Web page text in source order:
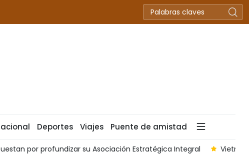
Deportes Viajes Puente de amistad
reafirman su compromiso con la Estrategia de las 'Tres